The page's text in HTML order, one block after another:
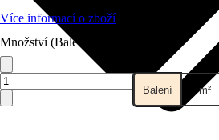
Více informací o zboží
Množství (Balení)
Balení m²